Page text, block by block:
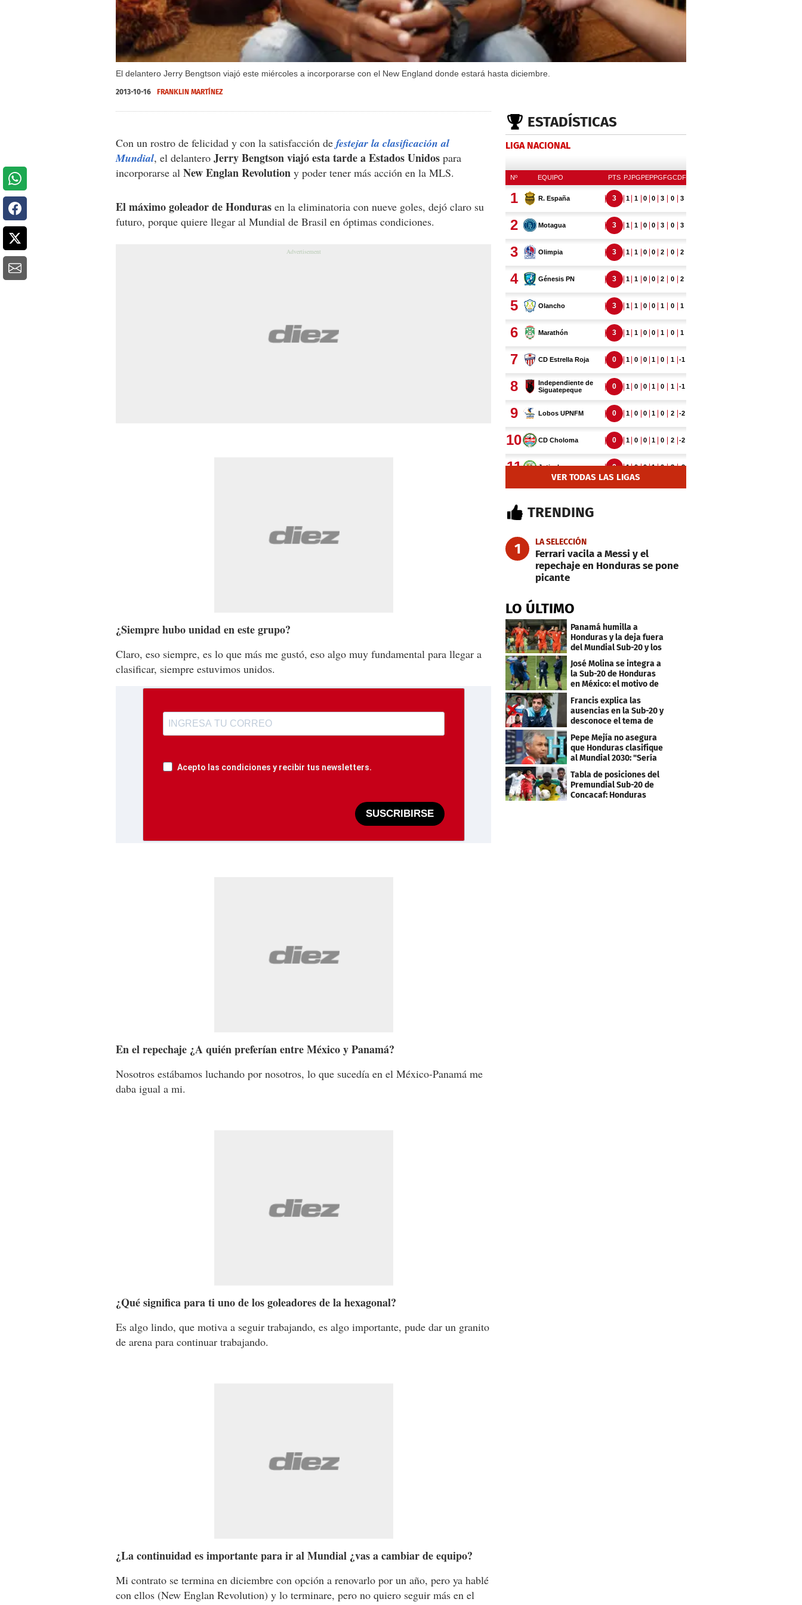
El delantero Jerry Bengtson viajó este miércoles a incorporarse con el New England donde estará hasta diciembre.
2013-10-16 FRANKLIN MARTÍNEZ
Con un rostro de felicidad y con la satisfacción de festejar la clasificación al
Mundial, el delantero Jerry Bengtson viajó esta tarde a Estados Unidos para
incorporarse al New Englan Revolution y poder tener más acción en la MLS.
El máximo goleador de Honduras en la eliminatoria con nueve goles, dejó claro su
futuro, porque quiere llegar al Mundial de Brasil en óptimas condiciones.
¿Siempre hubo unidad en este grupo?
Claro, eso siempre, es lo que más me gustó, eso algo muy fundamental para llegar a
clasificar, siempre estuvimos unidos.
Acepto las condiciones y recibir tus newsletters.
SUSCRIBIRSE
En el repechaje ¿A quién preferían entre México y Panamá?
Nosotros estábamos luchando por nosotros, lo que sucedía en el México-Panamá me
daba igual a mi.
¿Qué significa para ti uno de los goleadores de la hexagonal?
Es algo lindo, que motiva a seguir trabajando, es algo importante, pude dar un granito
de arena para continuar trabajando.
¿La continuidad es importante para ir al Mundial ¿vas a cambiar de equipo?
Mi contrato se termina en diciembre con opción a renovarlo por un año, pero ya hablé
con ellos (New Englan Revolution) y lo terminare, pero no quiero seguir más en el
ESTADÍSTICAS
LIGA NACIONAL
VER TODAS LAS LIGAS
TRENDING
1 LA SELECCIÓN
Ferrari vacila a Messi y el
repechaje en Honduras se pone
picante
LO ÚLTIMO
Panamá humilla a
Honduras y la deja fuera
del Mundial Sub-20 y los
Juegos Olímpicos
José Molina se integra a
la Sub-20 de Honduras
en México: el motivo de
su viaje
Francis explica las
ausencias en la Sub-20 y
desconoce el tema de
los tiktokers
Pepe Mejía no asegura
que Honduras clasifique
al Mundial 2030: "Sería
mentir"
Tabla de posiciones del
Premundial Sub-20 de
Concacaf: Honduras